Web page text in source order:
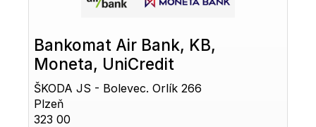
Bankomat Air Bank, KB,
Moneta, UniCredit
ŠKODA JS - Bolevec. Orlík 266
Plzeň
323 00